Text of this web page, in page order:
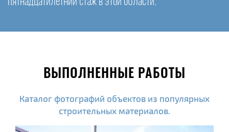
ВЫПОЛНЕННЫЕ РАБОТЫ
Каталог фотографий объектов из популярных
строительных материалов.